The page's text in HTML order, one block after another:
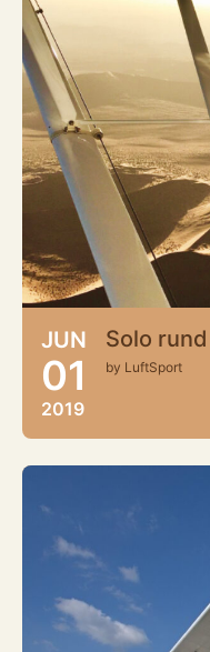
JUN
01
2019
Solo
by LuftSport